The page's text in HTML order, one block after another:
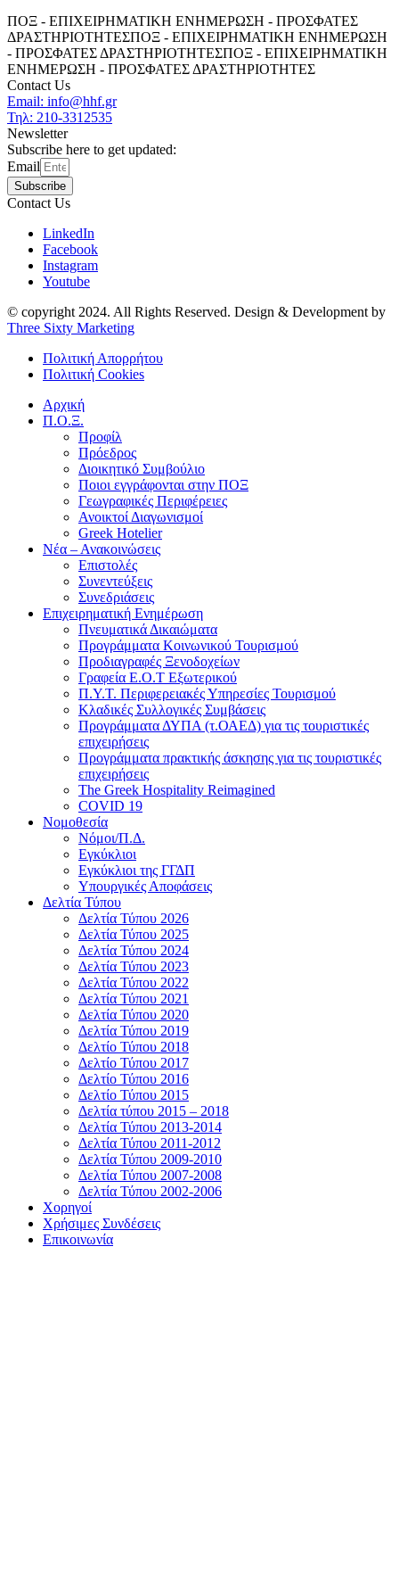
ΠΟΞ - ΕΠΙΧΕΙΡΗΜΑΤΙΚΗ ΕΝΗΜΕΡΩΣΗ - ΠΡΟΣΦΑΤΕΣ
ΔΡΑΣΤΗΡΙΟΤΗΤΕΣΠΟΞ - ΕΠΙΧΕΙΡΗΜΑΤΙΚΗ ΕΝΗΜΕΡΩΣΗ
- ΠΡΟΣΦΑΤΕΣ ΔΡΑΣΤΗΡΙΟΤΗΤΕΣΠΟΞ - ΕΠΙΧΕΙΡΗΜΑΤΙΚΗ
ΕΝΗΜΕΡΩΣΗ - ΠΡΟΣΦΑΤΕΣ ΔΡΑΣΤΗΡΙΟΤΗΤΕΣ
Contact Us
Email: info@hhf.gr
Τηλ: 210-3312535
Newsletter
Subscribe here to get updated:
Email
Subscribe
Contact Us
LinkedIn
Facebook
Instagram
Youtube
© copyright 2024. All Rights Reserved. Design & Development by
Three Sixty Marketing
Πολιτική Απορρήτου
Πολιτική Cookies
Αρχική
Π.Ο.Ξ.
Προφίλ
Πρόεδρος
Διοικητικό Συμβούλιο
Ποιοι εγγράφονται στην ΠΟΞ
Γεωγραφικές Περιφέρειες
Ανοικτοί Διαγωνισμoί
Greek Hotelier
Νέα – Ανακοινώσεις
Επιστολές
Συνεντεύξεις
Συνεδριάσεις
Επιχειρηματική Ενημέρωση
Πνευματικά Δικαιώματα
Προγράμματα Κοινωνικού Τουρισμού
Προδιαγραφές Ξενοδοχείων
Γραφεία Ε.Ο.Τ Εξωτερικού
Π.Υ.Τ. Περιφερειακές Υπηρεσίες Τουρισμού
Κλαδικές Συλλογικές Συμβάσεις
Προγράμματα ΔΥΠΑ (τ.ΟΑΕΔ) για τις τουριστικές
επιχειρήσεις
Προγράμματα πρακτικής άσκησης για τις τουριστικές
επιχειρήσεις
The Greek Hospitality Reimagined
COVID 19
Νομοθεσία
Νόμοι/Π.Δ.
Εγκύκλιοι
Εγκύκλιοι της ΓΓΔΠ
Υπουργικές Αποφάσεις
Δελτία Τύπου
Δελτία Τύπου 2026
Δελτία Τύπου 2025
Δελτία Τύπου 2024
Δελτία Τύπου 2023
Δελτία Τύπου 2022
Δελτία Τύπου 2021
Δελτία Τύπου 2020
Δελτία Τύπου 2019
Δελτίο Τύπου 2018
Δελτίο Τύπου 2017
Δελτίο Τύπου 2016
Δελτίο Τύπου 2015
Δελτία τύπου 2015 – 2018
Δελτία Τύπου 2013-2014
Δελτία Τύπου 2011-2012
Δελτία Τύπου 2009-2010
Δελτία Τύπου 2007-2008
Δελτία Τύπου 2002-2006
Χορηγοί
Χρήσιμες Συνδέσεις
Επικοινωνία